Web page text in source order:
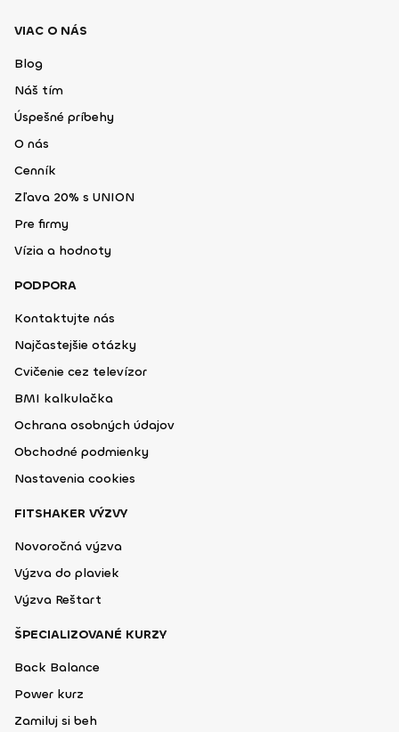
VIAC O NÁS
Blog
Náš tím
Úspešné príbehy
O nás
Cenník
Zľava 20% s UNION
Pre firmy
Vízia a hodnoty
PODPORA
Kontaktujte nás
Najčastejšie otázky
Cvičenie cez televízor
BMI kalkulačka
Ochrana osobných údajov
Obchodné podmienky
Nastavenia cookies
FITSHAKER VÝZVY
Novoročná výzva
Výzva do plaviek
Výzva Reštart
ŠPECIALIZOVANÉ KURZY
Back Balance
Power kurz
Zamiluj si beh